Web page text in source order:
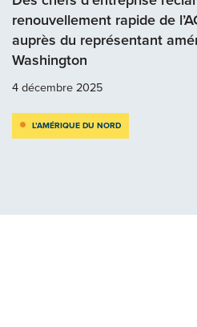
renouvellement rapide de
auprès du représentant
Washington
4 décembre 2025
L’AMÉRIQUE DU NORD